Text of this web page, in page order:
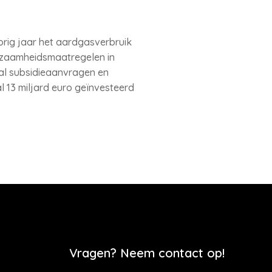
jaar het aardgasverbruik
in
subsidieaanvragen en
13 miljard euro geïnvesteerd
Vragen? Neem contact op!